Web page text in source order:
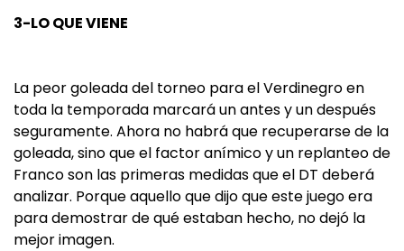
3-LO QUE VIENE
La peor goleada del torneo para el Verdinegro en
toda la temporada marcará un antes y un después
seguramente. Ahora no habrá que recuperarse de la
goleada, sino que el factor anímico y un replanteo de
Franco son las primeras medidas que el DT deberá
analizar. Porque aquello que dijo que este juego era
para demostrar de qué estaban hecho, no dejó la
mejor imagen.